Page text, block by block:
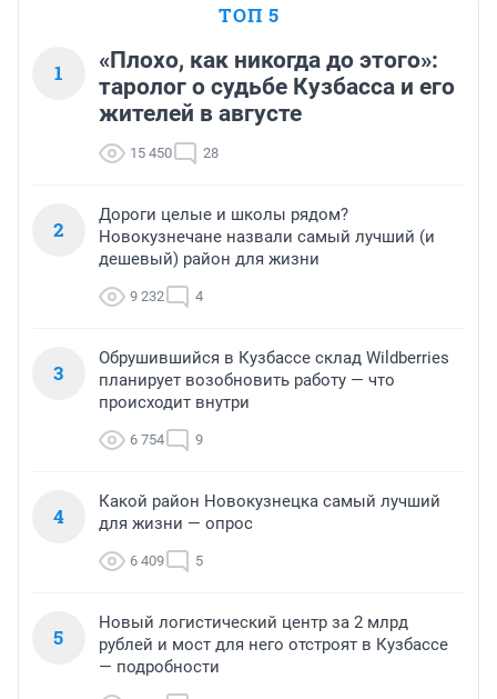
ТОП 5
1
«Плохо, как никогда до этого»:
таролог о судьбе Кузбасса и его
жителей в августе
15 450 28
2
Дороги целые и школы рядом?
Новокузнечане назвали самый лучший (и
дешевый) район для жизни
9 232 4
3
Обрушившийся в Кузбассе склад Wildberries
планирует возобновить работу — что
происходит внутри
6 754 9
4
Какой район Новокузнецка самый лучший
для жизни — опрос
6 409 5
5
Новый логистический центр за 2 млрд
рублей и мост для него отстроят в Кузбассе
— подробности